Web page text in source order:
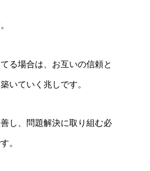
る場合は、お互いの信頼と
いていく兆しです。
し、問題解決に取り組む必
。